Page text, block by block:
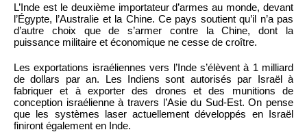
L’Inde est le deuxième importateur d’armes au monde, devant
l’Égypte, l’Australie et la Chine. Ce pays soutient qu’il n’a pas
d’autre choix que de s’armer contre la Chine, dont la
puissance militaire et économique ne cesse de croître.
Les exportations israéliennes vers l’Inde s’élèvent à 1 milliard
de dollars par an. Les Indiens sont autorisés par Israël à
fabriquer et à exporter des drones et des munitions de
conception israélienne à travers l’Asie du Sud-Est. On pense
que les systèmes laser actuellement développés en Israël
finiront également en Inde.